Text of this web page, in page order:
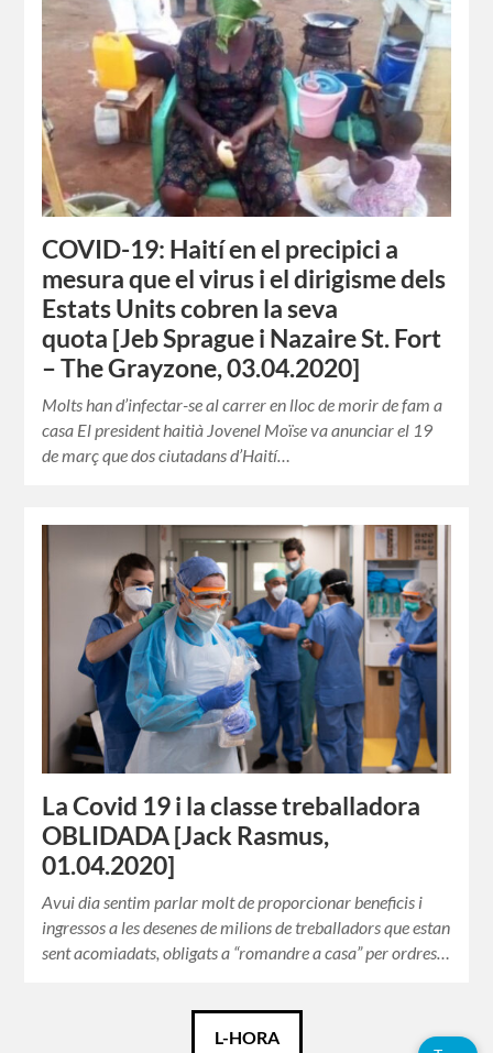
COVID-19: Haití en el precipici a
mesura que el virus i el dirigisme dels
Estats Units cobren la seva
quota [Jeb Sprague i Nazaire St. Fort
– The Grayzone, 03.04.2020]
Molts han d’infectar-se al carrer en lloc de morir de fam a
casa El president haitià Jovenel Moïse va anunciar el 19
de març que dos ciutadans d’Haití…
La Covid 19 i la classe treballadora
OBLIDADA [Jack Rasmus,
01.04.2020]
Avui dia sentim parlar molt de proporcionar beneficis i
ingressos a les desenes de milions de treballadors que estan
sent acomiadats, obligats a “romandre a casa” per ordres…
L-HORA